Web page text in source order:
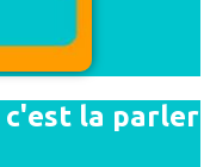
c'est la parler